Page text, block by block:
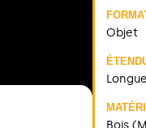
Objet
Bois